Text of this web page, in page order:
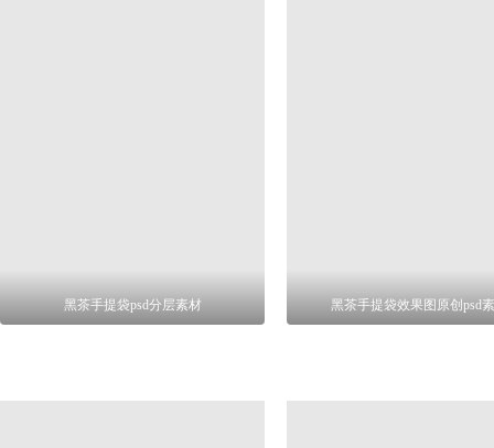
黑茶手提袋psd分层素材 黑茶手提袋效果图原创psd